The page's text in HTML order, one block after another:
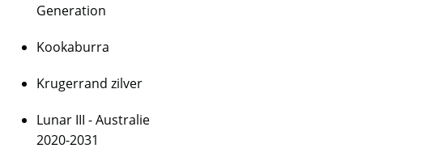
Generation
Kookaburra
Krugerrand zilver
Lunar III - Australie
2020-2031